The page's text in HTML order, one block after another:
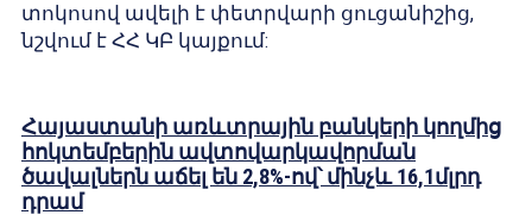
տոկոսով ավելի է փետրվարի ցուցանիշից,
նշվում է ՀՀ ԿԲ կայքում:
Հայաստանի առևտրային բանկերի կողմից
հոկտեմբերին ավտովարկավորման
ծավալներն աճել են 2,8%-ով՝ մինչև 16,1մլրդ
դրամ